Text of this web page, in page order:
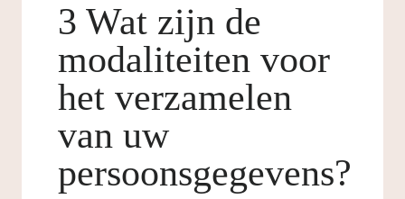
3 Wat zijn de
modaliteiten voor
het verzamelen
van uw
persoonsgegevens?